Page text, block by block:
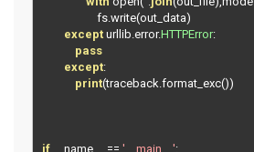
                    fs
. write(out_data)
except urllib error.HTTPError:
pass
except:
print(traceback format_exc())
if __name__ == '__main__':